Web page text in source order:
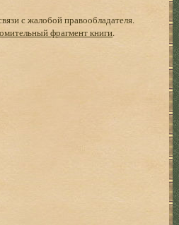
с жалобой правообладателя.
фрагмент книги.